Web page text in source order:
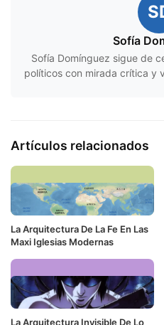
Sofía
Sofía Domínguez sigue de
políticos con mirada crítica y
Artículos relacionados
La Arquitectura De La Fe En Las
Maxi Iglesias Modernas
La Arquitectura Invisible De Lo